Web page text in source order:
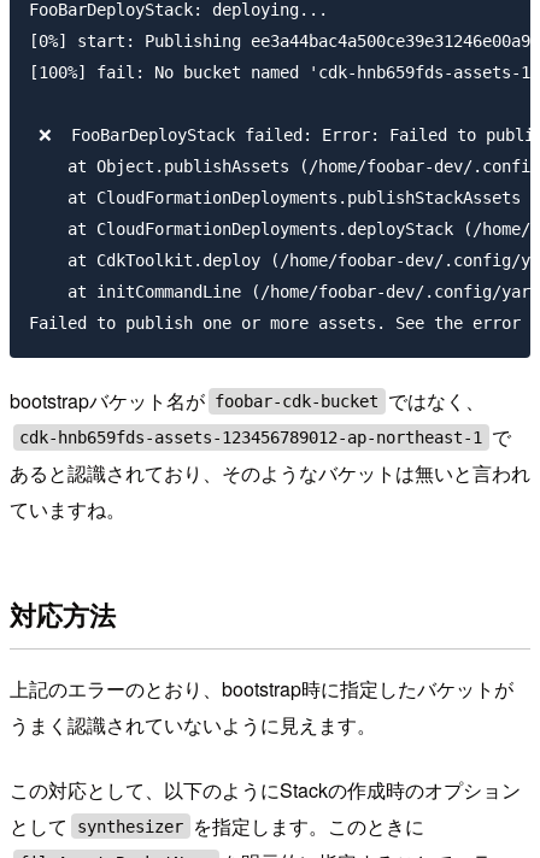
FooBarDeployStack: deploying...
[0%] start: Publishing
[100%] fail: No bucket named 'cdk-hnb659fds-assets-
❌  FooBarDeployStack failed: Error: Failed to
at Object.publishAssets (/home/foobar-dev/
at CloudFormationDeployments.publishStackAssets
at CloudFormationDeployments.deployStack (/
at CdkToolkit.deploy (/home/foobar-dev/.config/
at initCommandLine (/home/foobar-dev/.config/
bootstrapバケット名が foobar-cdk-bucket ではなく、
cdk-hnb659fds-assets-123456789012-ap-northeast-1
で
あると認識されており、そのようなバケットは無いと言われ
ていますね。
対応方法
上記のエラーのとおり、bootstrap時に指定したバケットが
うまく認識されていないように見えます。
この対応として、以下のようにStackの作成時のオプション
として
synthesizer を指定します。このときに